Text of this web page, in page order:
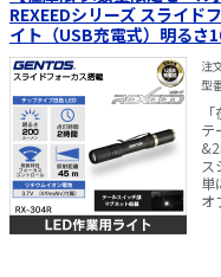
REXEEDシリーズ スライド
イト（USB充電式）明るさ
注
型
テ
ス
単
オ